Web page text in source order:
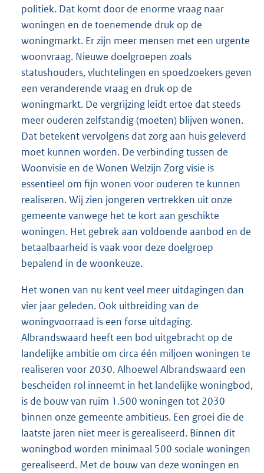
politiek. Dat komt door de enorme vraag naar
woningen en de toenemende druk op de
woningmarkt. Er zijn meer mensen met een urgente
woonvraag. Nieuwe doelgroepen zoals
statushouders, vluchtelingen en spoedzoekers geven
een veranderende vraag en druk op de
woningmarkt. De vergrijzing leidt ertoe dat steeds
meer ouderen zelfstandig (moeten) blijven wonen.
Dat betekent vervolgens dat zorg aan huis geleverd
moet kunnen worden. De verbinding tussen de
Woonvisie en de Wonen Welzijn Zorg visie is
essentieel om fijn wonen voor ouderen te kunnen
realiseren. Wij zien jongeren vertrekken uit onze
gemeente vanwege het te kort aan geschikte
woningen. Het gebrek aan voldoende aanbod en de
betaalbaarheid is vaak voor deze doelgroep
bepalend in de woonkeuze.
Het wonen van nu kent veel meer uitdagingen dan
vier jaar geleden. Ook uitbreiding van de
woningvoorraad is een forse uitdaging.
Albrandswaard heeft een bod uitgebracht op de
landelijke ambitie om circa één miljoen woningen te
realiseren voor 2030. Alhoewel Albrandswaard een
bescheiden rol inneemt in het landelijke woningbod,
is de bouw van ruim 1.500 woningen tot 2030
binnen onze gemeente ambitieus. Een groei die de
laatste jaren niet meer is gerealiseerd. Binnen dit
woningbod worden minimaal 500 sociale woningen
gerealiseerd. Met de bouw van deze woningen en